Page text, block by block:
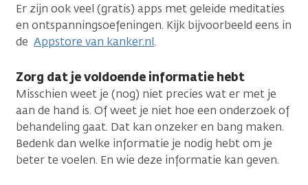
Er zijn ook veel (gratis) apps met geleide meditaties
en ontspanningsoefeningen. Kijk bijvoorbeeld eens in
de Appstore van kanker.nl.
Zorg dat je voldoende informatie hebt
Misschien weet je (nog) niet precies wat er met je
aan de hand is. Of weet je niet hoe een onderzoek of
behandeling gaat. Dat kan onzeker en bang maken.
Bedenk dan welke informatie je nodig hebt om je
beter te voelen. En wie deze informatie kan geven.